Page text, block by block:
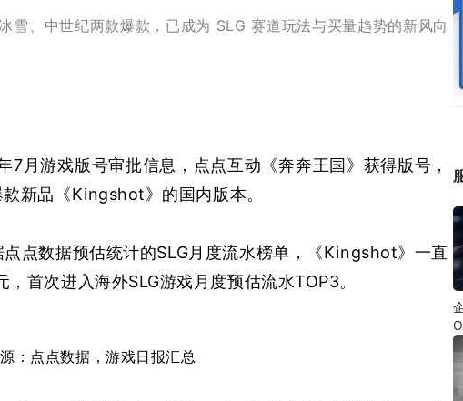
雪、中世纪两款爆款，已成为 SLG 赛道玩法与买量趋势的新风向
月游戏版号审批信息，点点互动《奔奔王国》获得版号，
新品《Kingshot》的国内版本。
点数据预估统计的SLG月度流水榜单，《Kingshot》一直
，首次进入海外SLG游戏月度预估流水TOP3。
：点点数据，游戏日报汇总